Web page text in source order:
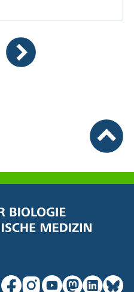
1 von 3
unsere Facebook-Seite
unsere Instagram-
unsere YouTube-
unsereunsere